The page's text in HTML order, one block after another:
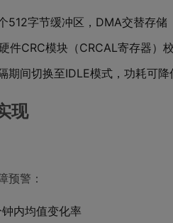
512字节缓冲区，DMA交替存储
件CRC模块（CRCAL寄存器）
期间切换至IDLE模式，功耗可
现
预警：
内均值变化率